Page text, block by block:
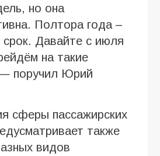
но она
Полтора года –
Давайте с июля
на такие
поручил Юрий
сферы пассажирских
также
видов